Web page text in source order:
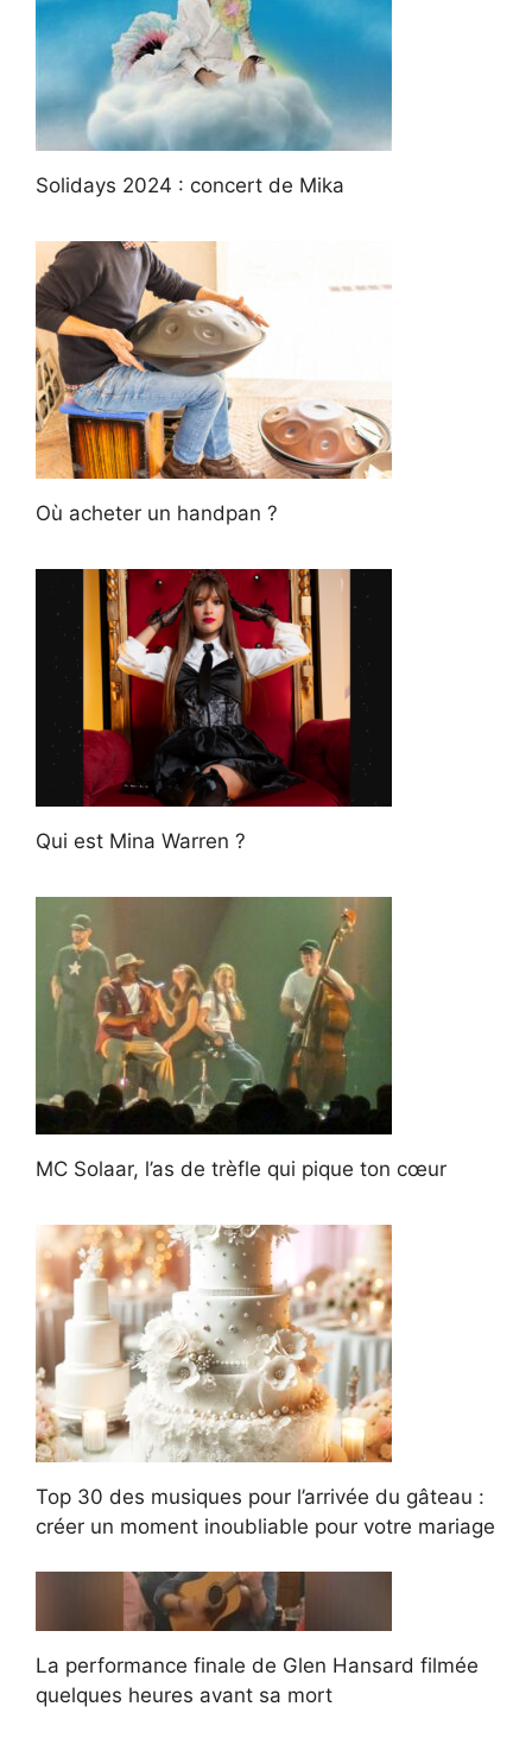
Solidays 2024 : concert de Mika
Où acheter un handpan ?
Qui est Mina Warren ?
MC Solaar, l’as de trèfle qui pique ton cœur
Top 30 des musiques pour l’arrivée du gâteau :
créer un moment inoubliable pour votre mariage
La performance finale de Glen Hansard filmée
quelques heures avant sa mort